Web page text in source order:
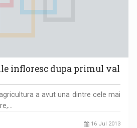
infloresc dupa primul val
a avut una dintre cele mai
16 Jul 2013